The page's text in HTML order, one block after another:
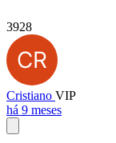
3928
Cristiano VIP
há 9 meses